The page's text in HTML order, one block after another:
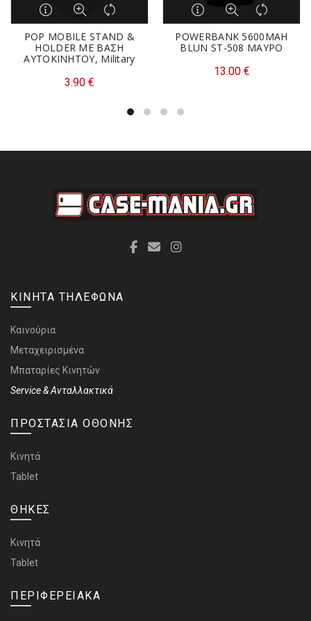
POP MOBILE STAND &
HOLDER ΜΕ ΒΑΣΗ
ΑΥΤΟΚΙΝΗΤΟΥ, Military
3.90 €
POWERBANK 5600MAH
BLUN ST-508 ΜΑΥΡΟ
13.00 €
ΚΙΝΗΤΑ ΤΗΛΕΦΩΝΑ
Καινούρια
Μεταχειρισμένα
Μπαταρίες Κινητών
Service & Ανταλλακτικά
ΠΡΟΣΤΑΣΙΑ ΟΘΟΝΗΣ
Κινητά
Tablet
ΘΗΚΕΣ
Κινητά
Tablet
ΠΕΡΙΦΕΡΕΙΑΚΑ